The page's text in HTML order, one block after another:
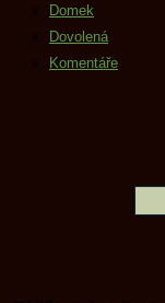
Domek
Dovolená
Komentáře